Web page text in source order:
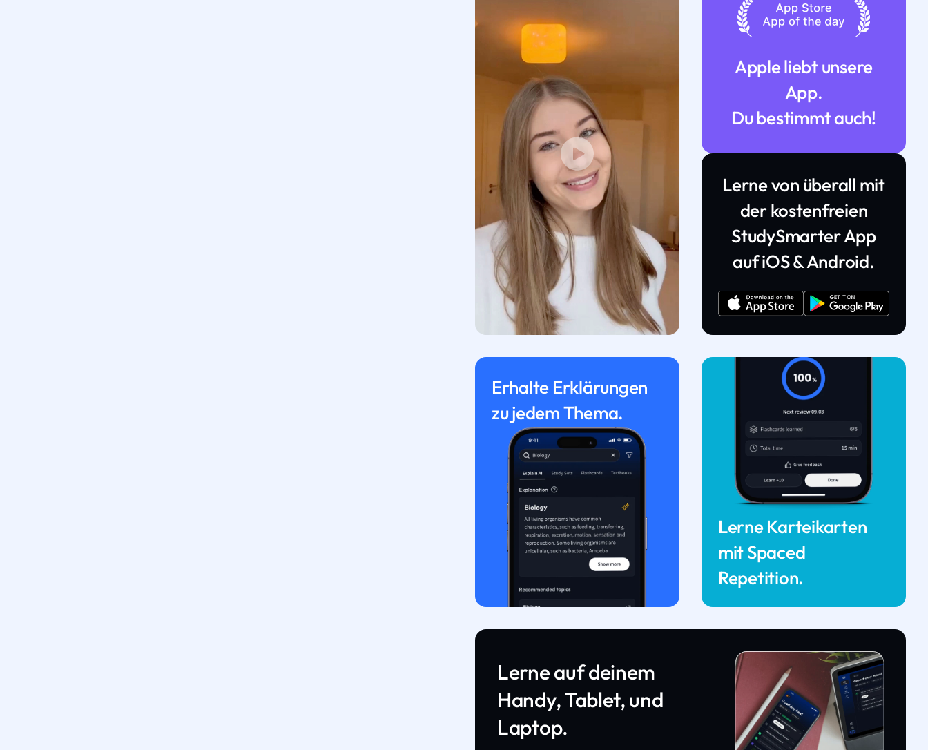
Apple liebt unsere
App.
Du bestimmt auch!
Lerne von überall mit
der kostenfreien
StudySmarter App
auf iOS & Android.
Erhalte Erklärungen
zu jedem Thema.
Lerne Karteikarten
mit Spaced
Repetition.
Lerne auf deinem
Handy, Tablet, und
Laptop.